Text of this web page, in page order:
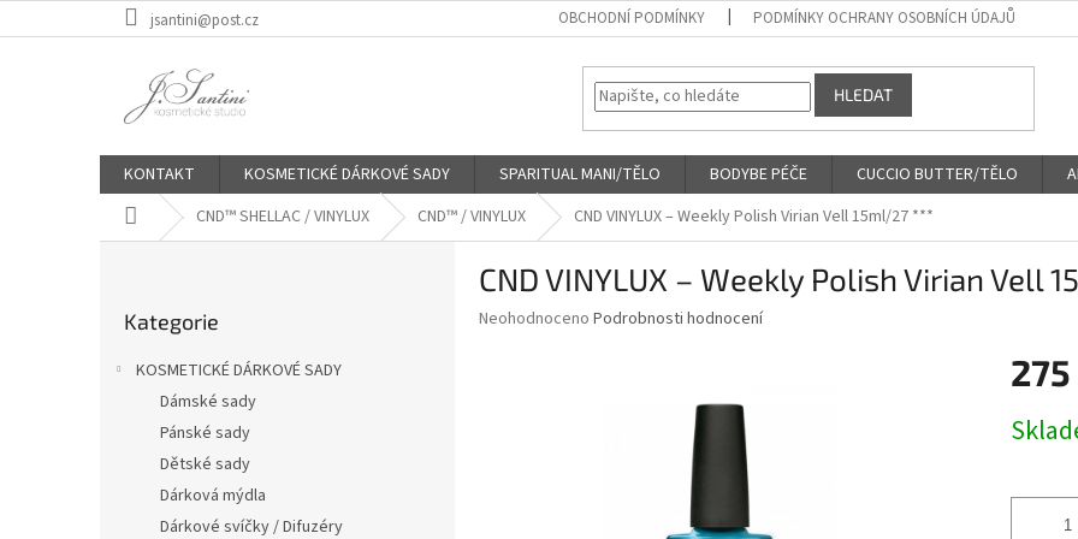
na
jsantini@post.cz OBCHODNÍ PODMÍNKY PODMÍNKY OCHRANY OSOBNÍCH ÚDAJŮ
HLEDAT
KONTAKT KOSMETICKÉ DÁRKOVÉ SADY SPARITUAL MANI/TĚLO BODYBE PÉČE CUCCIO BUTTER/TĚLO
Domů CND™ SHELLAC / VINYLUX CND™ / VINYLUX CND VINYLUX – Weekly Polish Virian Vell 15ml/27 ***
kategorie
Kategorie
KOSMETICKÉ DÁRKOVÉ SADY
Dámské sady
Pánské sady
Dětské sady
Dárková mýdla
Dárkové svíčky / Difuzéry
CND VINYLUX – Weekly Polish Virian Vell
Průměrné
Neohodnoceno Podrobnosti hodnocení
275
cena: